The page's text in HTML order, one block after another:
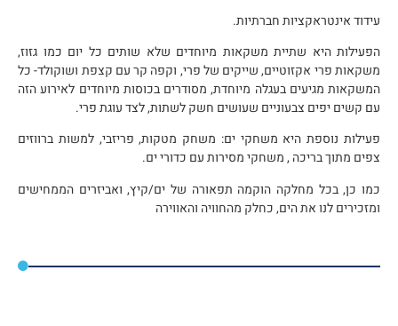
עידוד אינטראקציות חברתיות.
הפעילות היא שתיית משקאות מיוחדים שלא שותים כל יום כמו גזוז,
משקאות פרי אקזוטיים, שייקים של פרי, וקפה קר עם קצפת ושוקולד- כל
המשקאות מגיעים בעגלה מיוחדת, מסודרים בכוסות מיוחדים לאירוע הזה
עם קשים יפים צבעוניים שעושים חשק לשתות, לצד עוגת פרי.
פעילות נוספת היא משחקי ים: משחק מטקות, פריזבי, למשות ברווזים
צפים מתוך בריכה , משחקי מסירות עם כדורי ים.
כמו כן, בכל מחלקה הוקמה תפאורה של ים/קיץ, ואביזרים הממחישים
ומזכירים לנו את הים, כחלק מהחוויה והאווירה